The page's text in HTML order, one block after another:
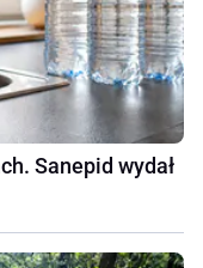
Sanepid wydał